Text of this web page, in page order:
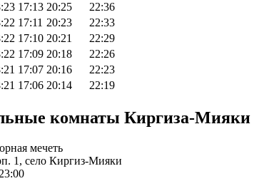
17:13 20:25
22:36
17:11 20:23
22:33
17:10 20:21
22:29
17:09 20:18
22:26
17:07 20:16
22:23
17:06 20:14 22:19
комнаты Киргиза-Мияки
мечеть
1, село Киргиз-Мияки